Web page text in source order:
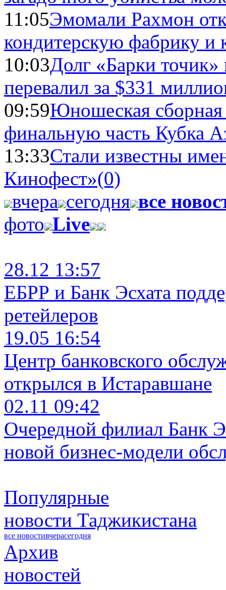
11:05Эмомали Рахмон
кондитерскую фабрику и
10:03Долг «Барки
перевалил за $331
09:59Юношеская
финальную часть Кубка
13:33Стали известны
Кинофест»(0)
вчера сегодня все
фото Live
28.12 13:57
ЕБРР и Банк Эсхата
ретейлеров
19.05 16:54
Центр банковского
открылся в Истаравшане
02.11 09:42
Очередной филиал Банк
новой бизнес-модели
Популярные
новости Таджикистана
все новостивчерасегодня
Архив
новостей